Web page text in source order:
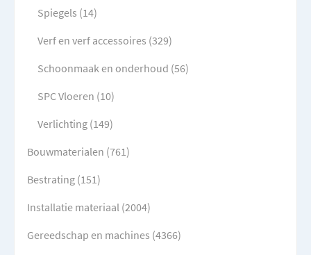
Spiegels (14)
Verf en verf accessoires (329)
Schoonmaak en onderhoud (56)
SPC Vloeren (10)
Verlichting (149)
Bouwmaterialen (761)
Bestrating (151)
Installatie materiaal (2004)
Gereedschap en machines (4366)